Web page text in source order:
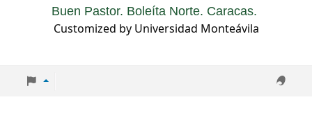
Buen Pastor. Boleíta Norte. Caracas.
Customized by Universidad Monteávila